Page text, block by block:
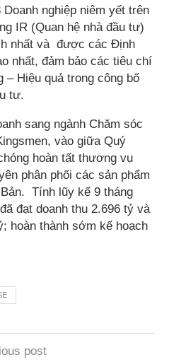
nghiệp niêm yết trên
IR (Quan hệ nhà đầu tư)
nhất và được các Định
nhất, đảm bảo các tiêu chí
– Hiệu quả trong công bố
tư.
sang ngành Chăm sóc
vào giữa Quý
hoàn tất thương vụ
phân phối các sản phẩm
Tính lũy kế 9 tháng
đạt doanh thu 2.696 tỷ và
hoàn thành sớm kế hoạch
post